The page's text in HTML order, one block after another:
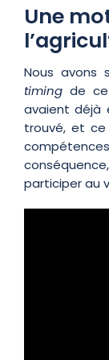
Une
Nous avons
timingde
avaient déjà
trouvé, et
participer au